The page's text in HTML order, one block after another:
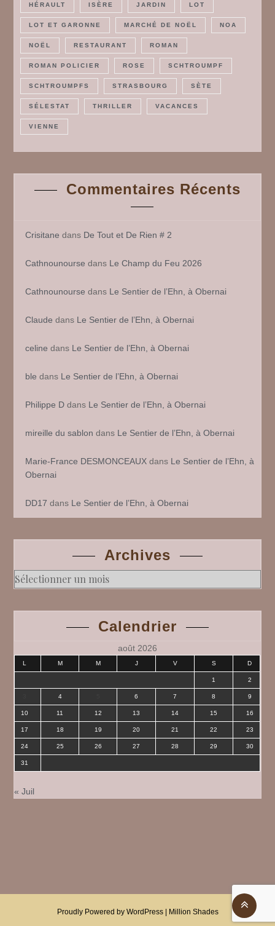
HÉRAULT ISÈRE JARDIN LOT
LOT ET GARONNE MARCHÉ DE NOËL NOA
NOËL RESTAURANT ROMAN
ROMAN POLICIER ROSE SCHTROUMPF
SCHTROUMPFS STRASBOURG SÈTE
SÉLESTAT THRILLER VACANCES
VIENNE
Commentaires Récents
Crisitane dans De Tout et De Rien # 2
Cathnounourse dans Le Champ du Feu 2026
Cathnounourse dans Le Sentier de l’Ehn, à Obernai
Claude dans Le Sentier de l’Ehn, à Obernai
celine dans Le Sentier de l’Ehn, à Obernai
ble dans Le Sentier de l’Ehn, à Obernai
Philippe D dans Le Sentier de l’Ehn, à Obernai
mireille du sablon dans Le Sentier de l’Ehn, à Obernai
Marie-France DESMONCEAUX dans Le Sentier de l’Ehn, à
Obernai
DD17 dans Le Sentier de l’Ehn, à Obernai
Archives
Archives
Calendrier
août 2026
L M M J V S D
1 2
4 6 7 8 9
10 11 12 13 14 15 16
17 18 19 20 21 22 23
24 25 26 27 28 29 30
31
« Juil
Proudly Powered by WordPress | Million Shades